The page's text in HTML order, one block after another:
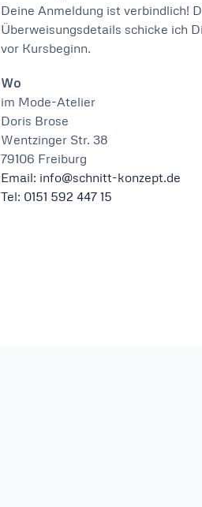
Deine Anmeldung ist verbindlich!
Überweisungsdetails schicke ich
vor Kursbeginn.
Wo
im Mode-Atelier
Doris Brose
Wentzinger Str. 38
79106 Freiburg
Email: info@schnitt-konzept.de
Tel: 0151 592 447 15